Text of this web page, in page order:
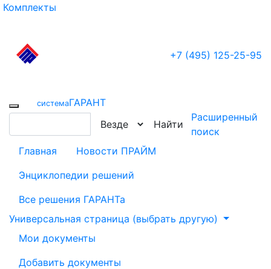
Комплекты
+7 (495) 125-25-95
cистемаГАРАНТ
Найти
Расширенный
поиск
Главная
Новости ПРАЙМ
Энциклопедии решений
Все решения ГАРАНТа
Универсальная страница (выбрать другую)
Мои документы
Добавить документы